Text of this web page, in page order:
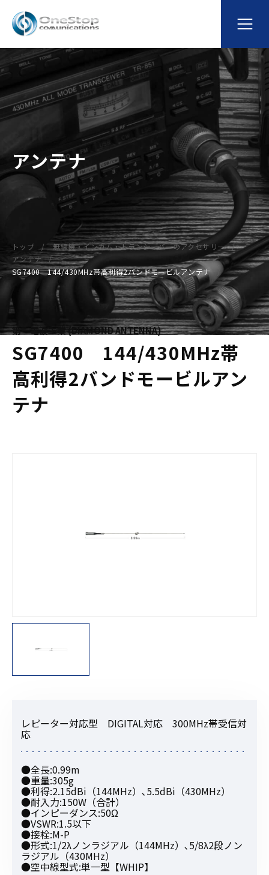
アンテナ
トップ
無線機・インカム・トランシーバーのアクセサリー
アンテナ
SG7400 144/430MHz帯高利得2バンドモービルアンテナ
第一電波工業 (DIAMOND ANTENNA)
SG7400 144/430MHz帯
高利得2バンドモービルアン
テナ
レピーター対応型 DIGITAL対応 300MHz帯受信対
応
●全長:0.99m
●重量:305g
●利得:2.15dBi（144MHz）､5.5dBi（430MHz）
●耐入力:150W（合計）
●インピーダンス:50Ω
●VSWR:1.5以下
●接栓:M-P
●形式:1/2λノンラジアル（144MHz）､5/8λ2段ノン
ラジアル（430MHz）
●空中線型式:単一型【WHIP】